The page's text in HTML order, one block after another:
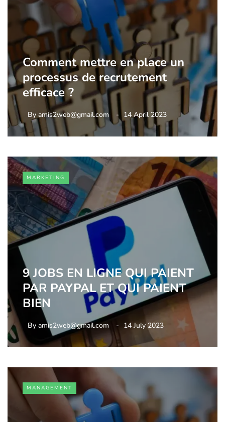
Comment mettre en place un
processus de recrutement
efficace ?
By amis2web@gmail.com 14 April 2023
MARKETING
9 JOBS EN LIGNE QUI PAIENT
PAR PAYPAL ET QUI PAIENT
BIEN
By amis2web@gmail.com 14 July 2023
MANAGEMENT